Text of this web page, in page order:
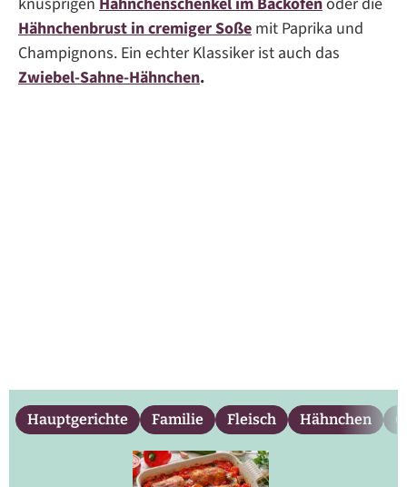
Hähnchenbrust in cremiger Soße mit Paprika und
Champignons. Ein echter Klassiker ist auch das
Zwiebel-Sahne-Hähnchen.
Hauptgerichte Familie Fleisch Hähnchen